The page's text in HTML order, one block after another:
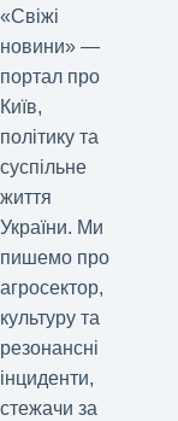
«Свіжі
новини» —
портал про
Київ,
політику та
суспільне
життя
України. Ми
пишемо про
агросектор,
культуру та
резонансні
інциденти,
стежачи за